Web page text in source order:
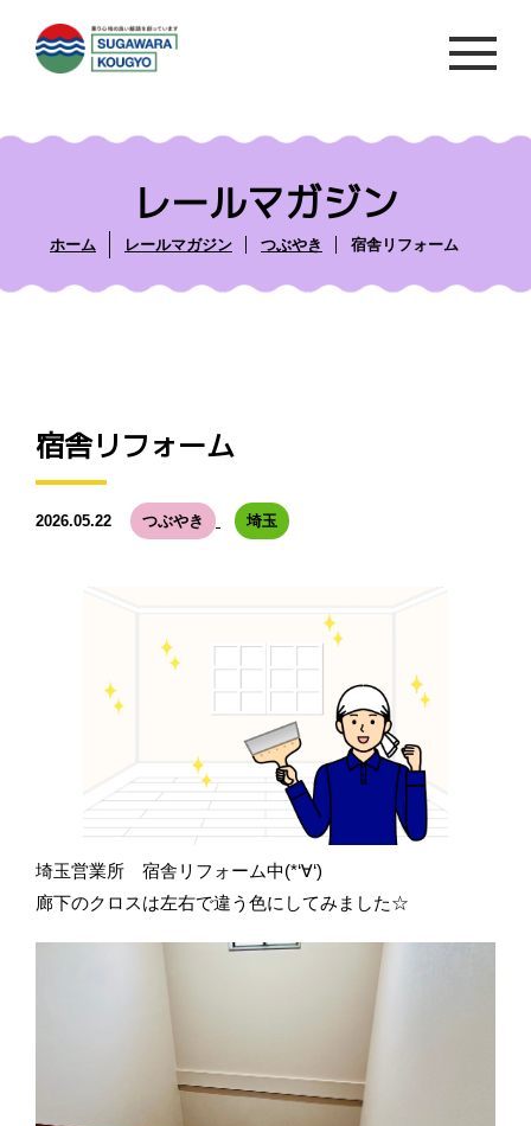
レールマガジン
ホーム レールマガジン つぶやき 宿舎リフォーム
宿舎リフォーム
2026.05.22 つぶやき 埼玉
埼玉営業所 宿舎リフォーム中(*‘∀‘)
廊下のクロスは左右で違う色にしてみました☆